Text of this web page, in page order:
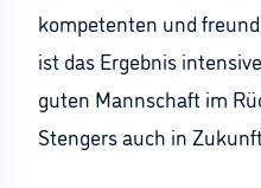
kompetenten und
ist das Ergebnis
guten Mannschaft im
Stengers auch in